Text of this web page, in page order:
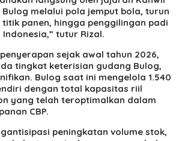
melalui pola jemput bola, turun
titik panen, hingga penggilingan padi
tutur Rizal.
sejak awal tahun 2026,
tingkat keterisian gudang Bulog,
Bulog saat ini mengelola 1.540
dengan total kapasitas riil
yang telah teroptimalkan dalam
CBP.
peningkatan volume stok,